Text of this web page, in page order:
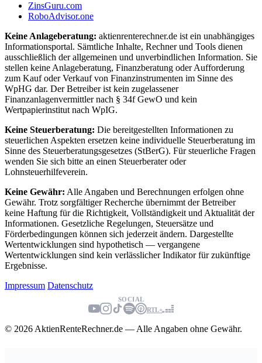
ZinsGuru.com
RoboAdvisor.one
Keine Anlageberatung: aktienrenterechner.de ist ein unabhängiges
Informationsportal. Sämtliche Inhalte, Rechner und Tools dienen
ausschließlich der allgemeinen und unverbindlichen Information. Sie
stellen keine Anlageberatung, Finanzberatung oder Aufforderung
zum Kauf oder Verkauf von Finanzinstrumenten im Sinne des
WpHG dar. Der Betreiber ist kein zugelassener
Finanzanlagenvermittler nach § 34f GewO und kein
Wertpapierinstitut nach WpIG.
Keine Steuerberatung: Die bereitgestellten Informationen zu
steuerlichen Aspekten ersetzen keine individuelle Steuerberatung im
Sinne des Steuerberatungsgesetzes (StBerG). Für steuerliche Fragen
wenden Sie sich bitte an einen Steuerberater oder
Lohnsteuerhilfeverein.
Keine Gewähr: Alle Angaben und Berechnungen erfolgen ohne
Gewähr. Trotz sorgfältiger Recherche übernimmt der Betreiber
keine Haftung für die Richtigkeit, Vollständigkeit und Aktualität der
Informationen. Gesetzliche Regelungen, Steuersätze und
Förderbedingungen können sich jederzeit ändern. Dargestellte
Wertentwicklungen sind hypothetisch — vergangene
Wertentwicklungen sind kein verlässlicher Indikator für zukünftige
Ergebnisse.
Impressum Datenschutz
SOCIAL
RTL+
© 2026 AktienRenteRechner.de — Alle Angaben ohne Gewähr.